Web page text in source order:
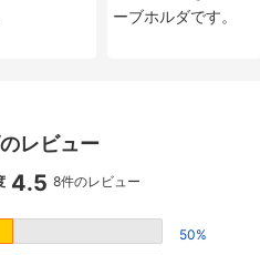
ーブホルダです。
レビュー
4.5
4.5 8件のレビュー
50%